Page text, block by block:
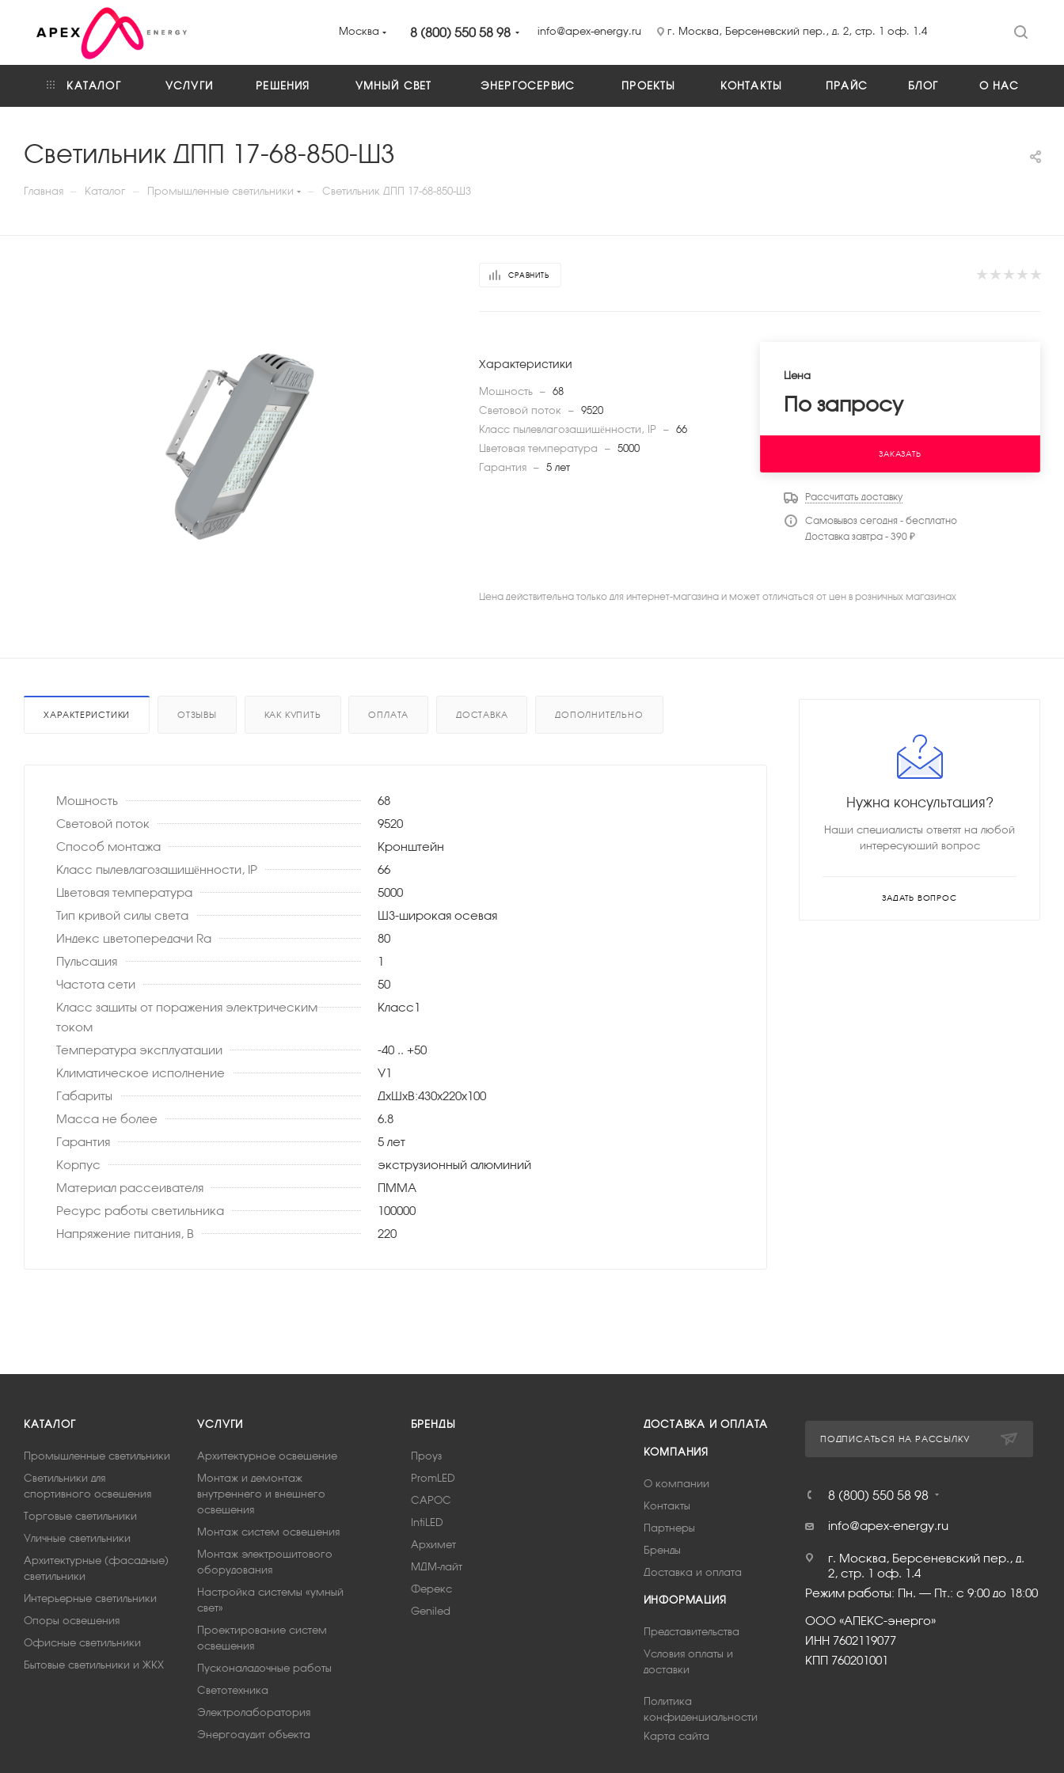
Москва 8 (800) 550 58 98 info@apex-energy.ru г. Москва, Берсеневский пер., д. 2, стр. 1 оф. 1.4
КАТАЛОГ УСЛУГИ РЕШЕНИЯ УМНЫЙ СВЕТ ЭНЕРГОСЕРВИС ПРОЕКТЫ КОНТАКТЫ ПРАЙС БЛОГ О НАС
Светильник ДПП 17-68-850-Ш3
Главная — Каталог — Промышленные светильники — Светильник ДПП 17-68-850-Ш3
СРАВНИТЬ
Характеристики
Мощность —
68
Световой поток
—
9520
Класс пылевлагозащищённости, IP
—
66
Цветовая температура
—
5000
Гарантия
— 5 лет
Цена
По запросу
ЗАКАЗАТЬ
Рассчитать доставку
Самовывоз сегодня - бесплатно
Доставка завтра - 390 ₽
Цена действительна только для интернет-магазина и может отличаться от цен в розничных магазинах
ХАРАКТЕРИСТИКИ ОТЗЫВЫ КАК КУПИТЬ ОПЛАТА ДОСТАВКА ДОПОЛНИТЕЛЬНО
Мощность
68
Световой поток
9520
Способ монтажа
Кронштейн
Класс пылевлагозащищённости, IP
66
Цветовая температура
5000
Тип кривой силы света
Ш3-широкая осевая
Индекс цветопередачи Ra
80
Пульсация
1
Частота сети
50
Класс защиты от поражения электрическим
током
Класс1
Температура эксплуатации
-40 .. +50
Климатическое исполнение
У1
Габариты
ДхШхВ:430х220х100
Масса не более
6.8
Гарантия
5 лет
Корпус
экструзионный алюминий
Материал рассеивателя
ПММА
Ресурс работы светильника
100000
Напряжение питания, В
220
Нужна консультация?
Наши специалисты ответят на любой
интересующий вопрос
ЗАДАТЬ ВОПРОС
КАТАЛОГ
Промышленные светильники
Светильники для
спортивного освещения
Торговые светильники
Уличные светильники
Архитектурные (фасадные)
светильники
Интерьерные светильники
Опоры освещения
Офисные светильники
Бытовые светильники и ЖКХ
УСЛУГИ
Архитектурное освещение
Монтаж и демонтаж
внутреннего и внешнего
освещения
Монтаж систем освещения
Монтаж электрощитового
оборудования
Настройка системы «умный
свет»
Проектирование систем
освещения
Пусконаладочные работы
Светотехника
Электролаборатория
Энергоаудит объекта
БРЕНДЫ
Проуз
PromLED
САРОС
IntiLED
Архимет
МДМ-лайт
Ферекс
Geniled
ДОСТАВКА И ОПЛАТА
КОМПАНИЯ
О компании
Контакты
Партнеры
Бренды
Доставка и оплата
ИНФОРМАЦИЯ
Представительства
Условия оплаты и
доставки
Политика
конфиденциальности
Карта сайта
ПОДПИСАТЬСЯ НА РАССЫЛКУ
8 (800) 550 58 98
info@apex-energy.ru
г. Москва, Берсеневский пер., д.
2, стр. 1 оф. 1.4
Режим работы: Пн. – Пт.: с 9:00 до 18:00
ООО «АПЕКС-энерго»
ИНН 7602119077
КПП 760201001